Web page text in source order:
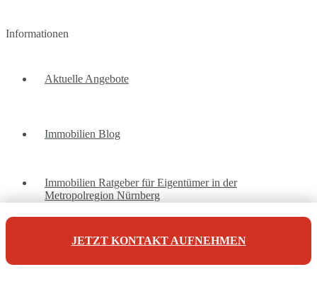
JETZT KONTAKT AUFNEHMEN
Informationen
Aktuelle Angebote
Immobilien Blog
Immobilien Ratgeber für Eigentümer in der
Metropolregion Nürnberg
Unsere Referenzen